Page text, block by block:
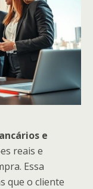
e
reais e
Essa
que o cliente